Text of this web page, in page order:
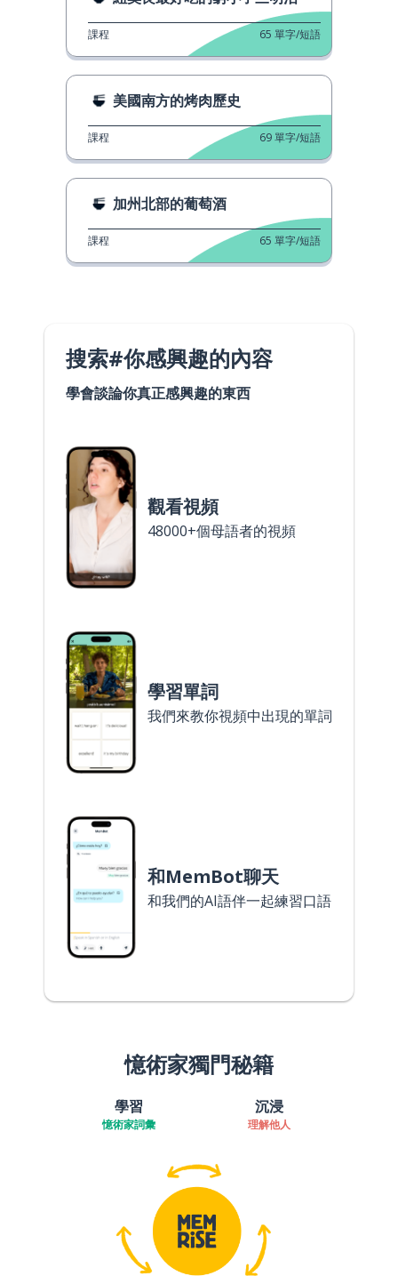
課程 65 單字/短語
美國南方的烤肉歷史
課程 69單字/短語
加州北部的葡萄酒
課程 65 單字/短語
搜索#你感興趣的內容
學會談論你真正感興趣的東西
觀看視頻
48000+個母語者的視頻
學習單詞
我們來教你視頻中出現的單詞
和MemBot聊天
和我們的AI語伴一起練習口語
憶術家獨門秘籍
學習
憶術家詞彙
沉浸
理解他人